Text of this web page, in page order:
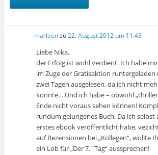
marleenzu22. August 2012 um 11:43
Liebe Nika,
der Erfolg ist wohl verdient. Ich habe
im Zuge der Gratisaktion
zwei Tagen ausgelesen, da ich nicht
konnte….Und ich habe – obwohl
Ende nicht voraus sehen können!
rundum gelungenes Buch. Da ich selbst
erstes ebook veröffentlicht habe,
auf Rezensionen bei „Kollegen“, wollte
ein Lob für „Der 7.´Tag“ aussprechen!